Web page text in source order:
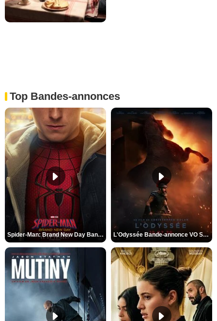
Top Bandes-annonces
Spider-Man: Brand New Day Bande-annonce VO STFR L'Odyssée Bande-annonce VO STFR